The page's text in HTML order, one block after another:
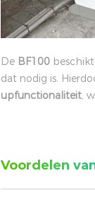
De BF100
dat nodig is.
upfunctionaliteit,
Voordelen